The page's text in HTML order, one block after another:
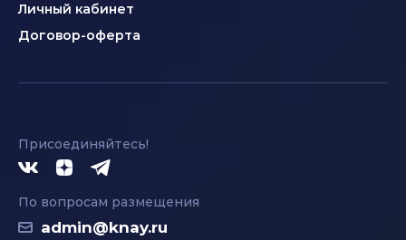
Личный кабинет
Договор-оферта
Присоединяйтесь!
По вопросам размещения
admin@knay.ru